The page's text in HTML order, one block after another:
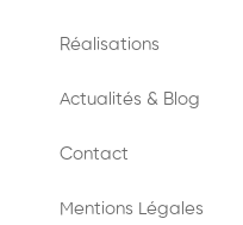
Réalisations
Actualités & Blog
Contact
Mentions Légales